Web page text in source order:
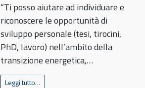
“Ti posso aiutare ad individuare e
riconoscere le opportunità di
sviluppo personale (tesi, tirocini,
PhD, lavoro) nell’ambito della
transizione energetica,…
Leggi tutto…